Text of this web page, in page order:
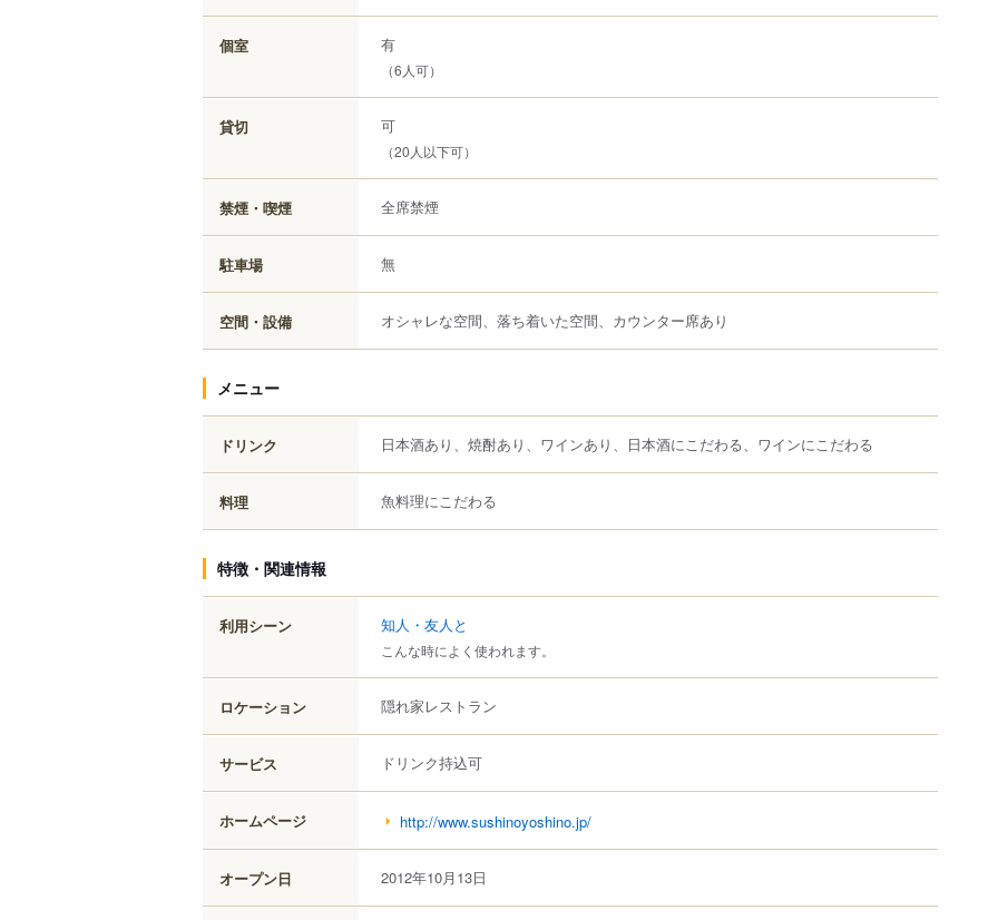
個室 有
（6人可）
貸切 可
（20人以下可）
禁煙・喫煙 全席禁煙
駐車場 無
空間・設備 オシャレな空間、落ち着いた空間、カウンター席あり
メニュー
ドリンク 日本酒あり、焼酎あり、ワインあり、日本酒にこだわる、ワインにこだわる
料理 魚料理にこだわる
特徴・関連情報
利用シーン 知人・友人と
こんな時によく使われます。
ロケーション 隠れ家レストラン
サービス ドリンク持込可
ホームページ http://www.sushinoyoshino.jp/
オープン日 2012年10月13日